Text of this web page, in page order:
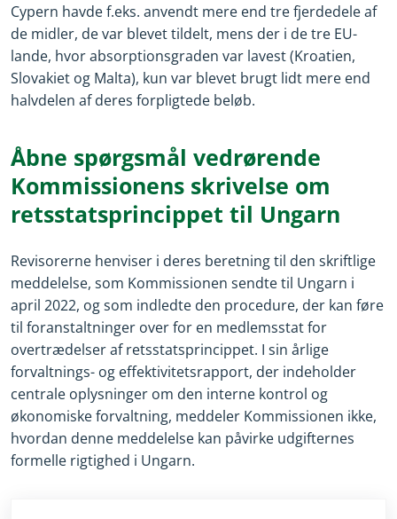
Cypern havde f.eks. anvendt mere end tre fjerdedele af
de midler, de var blevet tildelt, mens der i de tre EU-
lande, hvor absorptionsgraden var lavest (Kroatien,
Slovakiet og Malta), kun var blevet brugt lidt mere end
halvdelen af deres forpligtede beløb.
Åbne spørgsmål vedrørende
Kommissionens skrivelse om
retsstatsprincippet til Ungarn
Revisorerne henviser i deres beretning til den skriftlige
meddelelse, som Kommissionen sendte til Ungarn i
april 2022, og som indledte den procedure, der kan føre
til foranstaltninger over for en medlemsstat for
overtrædelser af retsstatsprincippet. I sin årlige
forvaltnings- og effektivitetsrapport, der indeholder
centrale oplysninger om den interne kontrol og
økonomiske forvaltning, meddeler Kommissionen ikke,
hvordan denne meddelelse kan påvirke udgifternes
formelle rigtighed i Ungarn.